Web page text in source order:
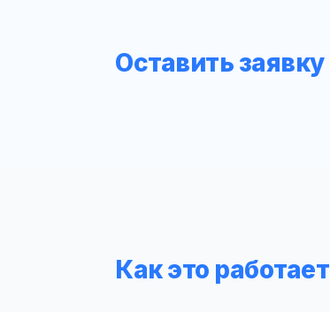
Оставить заявку
Как это работает